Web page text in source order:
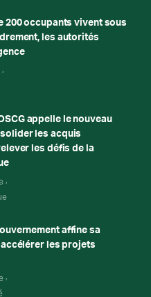
200 occupants vivent sous
les autorités
appelle le nouveau
les acquis
les défis de la
affine sa
les projets